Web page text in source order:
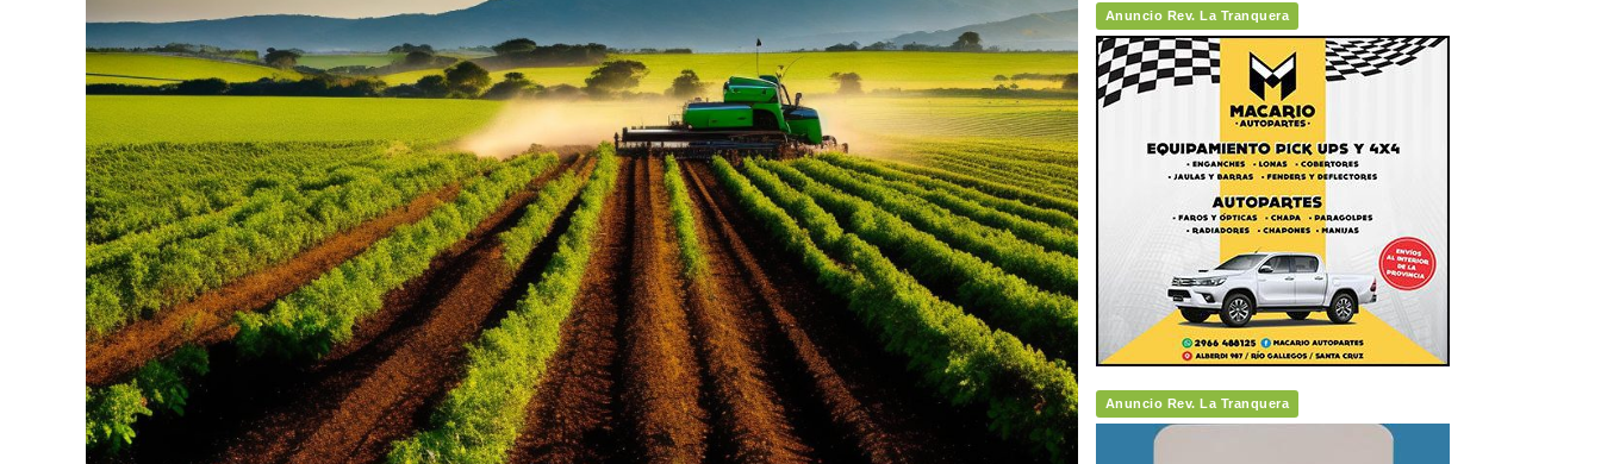
Anuncio Rev. La Tranquera
Anuncio Rev. La Tranquera